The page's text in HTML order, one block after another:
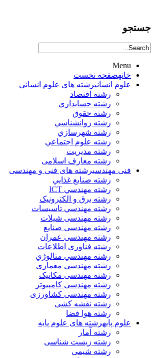
جستجو
Menu
خانهصفحه نخست
علوم انسانيرشته های علوم انسانی
رشته اقتصاد
رشته حسابداري
رشته حقوق
رشته روانشناسي
رشته شهرسازي
رشته علوم اجتماعي
رشته مديريت
رشته معارف اسلامی
فنی مهندسیرشته های فنی و مهندسی
رشته صنايع غذايي
رشته مهندسي ICT
رشته برق و الکترونيک
رشته مهندسي تاسيسات
رشته مهندسی شیلات
رشته مهندسی صنایع
رشته مهندسی عمران
رشته فناوری اطلاعات
رشته مهندسي متالوژي
رشته مهندسی معماری
رشته مهندسی مکانیک
رشته مهندسی کامپیوتر
رشته مهندسی کشاورزی
رشته نقشه کشی
رشته هوا فضا
علوم پایهرشته های علوم پایه
رشته آمار
رشته زیست شناسی
رشته شیمی